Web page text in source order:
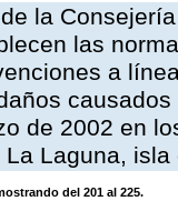
la
las
a
de 2002 en
Laguna, isla
del 201 al 225.